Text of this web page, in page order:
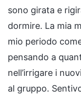
sono girata e
dormire. La mia
mio periodo
pensando a
nell’irrigare i
al gruppo.